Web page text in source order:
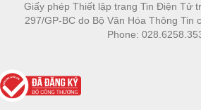
Giấy phép Thiết lập trang Tin Điện Tử
297/GP-BC do Bộ Văn Hóa Thông Tin
Phone: